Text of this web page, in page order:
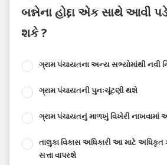
બન્નેના હોદ્દા એક સાથે આવી
શકે ?
ગ્રામ પંચાયતના અન્ય સભ્યોમાંથી નવી
ગ્રામ પંચાયતની પુનઃચૂંટણી થશે
ગ્રામ પંચાયતનું માળખું વિખેરી
તાલુકા વિકાસ અધિકારી આ માટે અધિકૃત
સત્તા વાપરશે